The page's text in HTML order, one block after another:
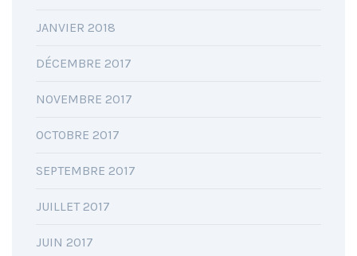
JANVIER 2018
DÉCEMBRE 2017
NOVEMBRE 2017
OCTOBRE 2017
SEPTEMBRE 2017
JUILLET 2017
JUIN 2017